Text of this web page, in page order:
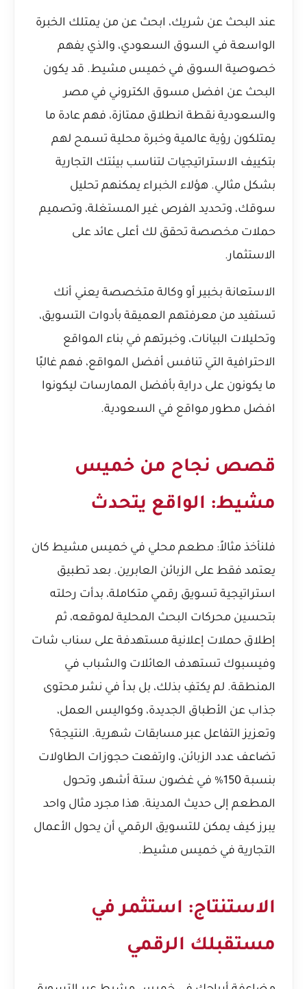
عند البحث عن شريك، ابحث عن من يمتلك الخبرة
الواسعة في السوق السعودي، والذي يفهم
خصوصية السوق في خميس مشيط. قد يكون
البحث عن افضل مسوق الكتروني في مصر
والسعودية نقطة انطلاق ممتازة، فهم عادة ما
يمتلكون رؤية عالمية وخبرة محلية تسمح لهم
بتكييف الاستراتيجيات لتناسب بيئتك التجارية
بشكل مثالي. هؤلاء الخبراء يمكنهم تحليل
سوقك، وتحديد الفرص غير المستغلة، وتصميم
حملات مخصصة تحقق لك أعلى عائد على
الاستثمار.
الاستعانة بخبير أو وكالة متخصصة يعني أنك
تستفيد من معرفتهم العميقة بأدوات التسويق،
وتحليلات البيانات، وخبرتهم في بناء المواقع
الاحترافية التي تنافس أفضل المواقع، فهم غالبًا
ما يكونون على دراية بأفضل الممارسات ليكونوا
افضل مطور مواقع في السعودية.
قصص نجاح من خميس
مشيط: الواقع يتحدث
فلنأخذ مثالاً: مطعم محلي في خميس مشيط كان
يعتمد فقط على الزبائن العابرين. بعد تطبيق
استراتيجية تسويق رقمي متكاملة، بدأت رحلته
بتحسين محركات البحث المحلية لموقعه، ثم
إطلاق حملات إعلانية مستهدفة على سناب شات
وفيسبوك تستهدف العائلات والشباب في
المنطقة. لم يكتفِ بذلك، بل بدأ في نشر محتوى
جذاب عن الأطباق الجديدة، وكواليس العمل،
وتعزيز التفاعل عبر مسابقات شهرية. النتيجة؟
تضاعف عدد الزبائن، وارتفعت حجوزات الطاولات
بنسبة 150% في غضون ستة أشهر، وتحول
المطعم إلى حديث المدينة. هذا مجرد مثال واحد
يبرز كيف يمكن للتسويق الرقمي أن يحول الأعمال
التجارية في خميس مشيط.
الاستنتاج: استثمر في
مستقبلك الرقمي